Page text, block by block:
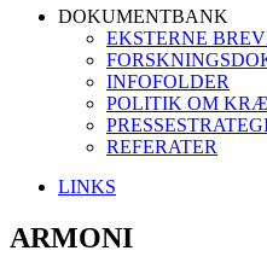
DOKUMENTBANK
EKSTERNE
INFOFOLDER
POLITIK OM
REFERATER
LINKS
ARMONI